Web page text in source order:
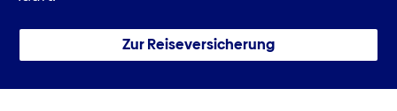
Zur Reiseversicherung